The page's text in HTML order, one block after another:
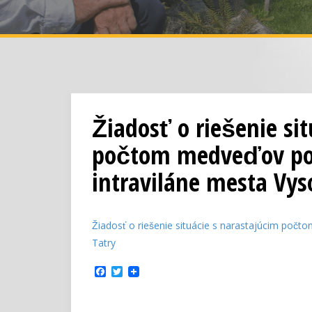
Žiadosť o riešenie
počtom medveďov
intraviláne mesta
Žiadosť o riešenie situácie s narastajúcim
Tatry
T